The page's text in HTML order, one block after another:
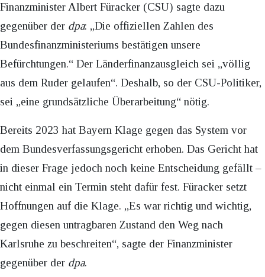
Finanzminister Albert Füracker (CSU) sagte dazu
gegenüber der dpa: „Die offiziellen Zahlen des
Bundesfinanzministeriums bestätigen unsere
Befürchtungen.“ Der Länderfinanzausgleich sei „völlig
aus dem Ruder gelaufen“. Deshalb, so der CSU-Politiker,
sei „eine grundsätzliche Überarbeitung“ nötig.
Bereits 2023 hat Bayern Klage gegen das System vor
dem Bundesverfassungsgericht erhoben. Das Gericht hat
in dieser Frage jedoch noch keine Entscheidung gefällt –
nicht einmal ein Termin steht dafür fest. Füracker setzt
Hoffnungen auf die Klage. „Es war richtig und wichtig,
gegen diesen untragbaren Zustand den Weg nach
Karlsruhe zu beschreiten“, sagte der Finanzminister
gegenüber der dpa.